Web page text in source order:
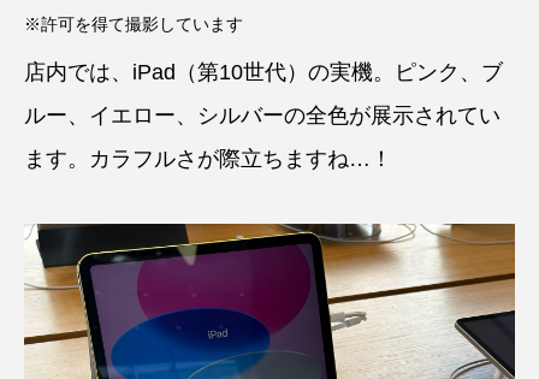
※許可を得て撮影しています
店内では、iPad（第10世代）の実機。ピンク、ブ
ルー、イエロー、シルバーの全色が展示されてい
ます。カラフルさが際立ちますね…！